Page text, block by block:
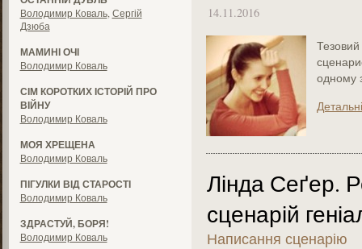
Володимир Коваль, Сергій
Дзюба
МАМИНІ ОЧІ
Володимир Коваль
СІМ КОРОТКИХ ІСТОРІЙ ПРО
ВІЙНУ
Володимир Коваль
МОЯ ХРЕЩЕНА
Володимир Коваль
ПІГУЛКИ ВІД СТАРОСТІ
Володимир Коваль
ЗДРАСТУЙ, БОРЯ!
Володимир Коваль
14.11.2016
Тезовий
одному
Лінда Сеґер.
сценарій
Написання сценарію